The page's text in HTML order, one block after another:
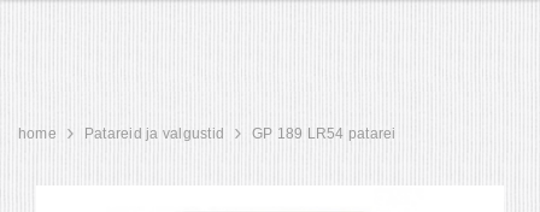
home Patareid ja valgustid GP 189 LR54 patarei